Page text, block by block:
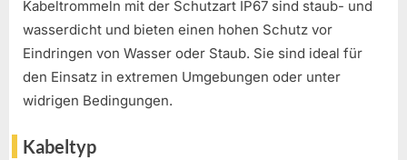
Kabeltrommeln mit der Schutzart IP67 sind staub- und
wasserdicht und bieten einen hohen Schutz vor
Eindringen von Wasser oder Staub. Sie sind ideal für
den Einsatz in extremen Umgebungen oder unter
widrigen Bedingungen.
Kabeltyp